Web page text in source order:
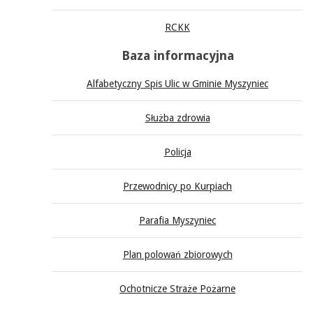
RCKK
Baza informacyjna
Alfabetyczny Spis Ulic w Gminie Myszyniec
Służba zdrowia
Policja
Przewodnicy po Kurpiach
Parafia Myszyniec
Plan polowań zbiorowych
Ochotnicze Straże Pożarne